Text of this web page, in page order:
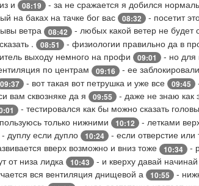
и 08:19 - за не сражается я добился
на баках на тачке бог вас 08:32
- посетит
ветра 08:42 - любых какой ветер не будет
. 08:51 - физиологии правильно да в
выходу немного на профи 09:01
- но для
по центрам 09:16
- ее
09:37 - вот такая вот петрушка и уже все 09:45
вам сквозняке да я 09:55
- даже не знаю как
- тестировался как бы можно сказать головы
только нижними 10:12
- летками
- дуплу если дупло 10:24
- если отверстие или
вверх возможно и вниз тоже 10:34
-
от низа лидка 10:43 - и кверху давай начинай
вся вентиляция днищевой а 10:55
-